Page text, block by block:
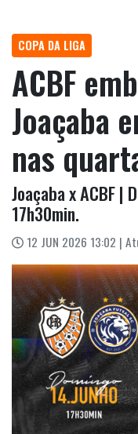
COPA DA LIGA
ACBF
Joaçaba
nas
Joaçaba x ACBF |
17h30min.
12 JUN 2026 13:02 |